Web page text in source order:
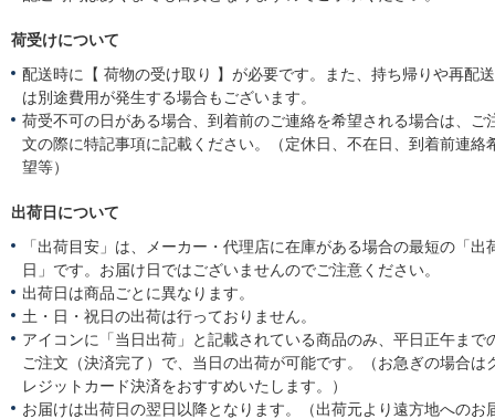
荷受けについて
配送時に【 荷物の受け取り 】が必要です。また、持ち帰りや再配
は別途費用が発生する場合もございます。
荷受不可の日がある場合、到着前のご連絡を希望される場合は、ご
文の際に特記事項に記載ください。（定休日、不在日、到着前連絡
望等）
出荷日について
「出荷目安」は、メーカー・代理店に在庫がある場合の最短の「出
日」です。お届け日ではございませんのでご注意ください。
出荷日は商品ごとに異なります。
土・日・祝日の出荷は行っておりません。
アイコンに「当日出荷」と記載されている商品のみ、平日正午まで
ご注文（決済完了）で、当日の出荷が可能です。（お急ぎの場合は
レジットカード決済をおすすめいたします。）
お届けは出荷日の翌日以降となります。（出荷元より遠方地へのお